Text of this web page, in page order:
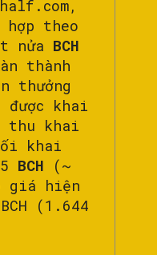
hợp theo
nửa BCH
thành
thưởng
được khai
thu khai
khai
BCH (~
giá hiện
(1.644